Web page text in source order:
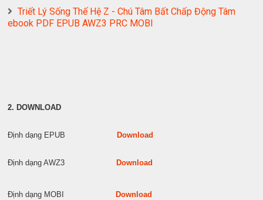
Triết Lý Sống Thế Hệ Z - Chú Tâm Bất Chấp Động Tâm
ebook PDF EPUB AWZ3 PRC MOBI
2. DOWNLOAD
Định dạng EPUB Download
Định dạng AWZ3 Download
Định dạng MOBI Download